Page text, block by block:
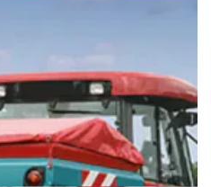
rapide